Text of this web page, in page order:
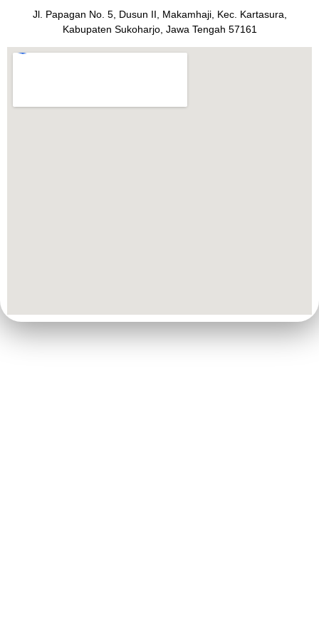
Jl. Papagan No. 5, Dusun II, Makamhaji, Kec. Kartasura,
Kabupaten Sukoharjo, Jawa Tengah 57161